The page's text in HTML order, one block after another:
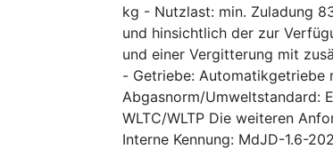
kg - Nutzlast: min. Zuladung
und hinsichtlich der zur
und einer Vergitterung mit
- Getriebe:
Abgasnorm/Umweltstandard:
WLTC/WLTP Die weiteren
Interne Kennung: MdJD-1.6-